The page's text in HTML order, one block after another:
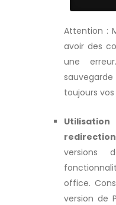
Attention :
avoir des
une
toujours
versions
office.
version de